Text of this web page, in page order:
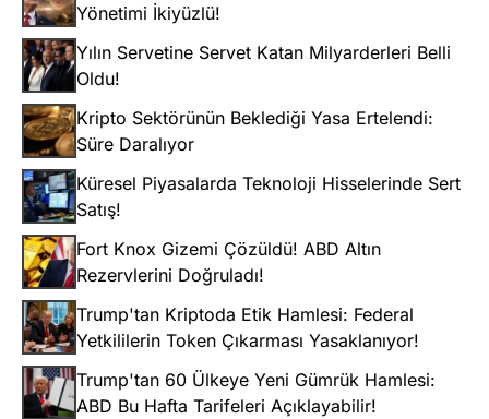
Yönetimi İkiyüzlü!
Yılın Servetine Servet Katan Milyarderleri Belli
Oldu!
Kripto Sektörünün Beklediği Yasa Ertelendi:
Süre Daralıyor
Küresel Piyasalarda Teknoloji Hisselerinde Sert
Satış!
Fort Knox Gizemi Çözüldü! ABD Altın
Rezervlerini Doğruladı!
Trump'tan Kriptoda Etik Hamlesi: Federal
Yetkililerin Token Çıkarması Yasaklanıyor!
Trump'tan 60 Ülkeye Yeni Gümrük Hamlesi:
ABD Bu Hafta Tarifeleri Açıklayabilir!